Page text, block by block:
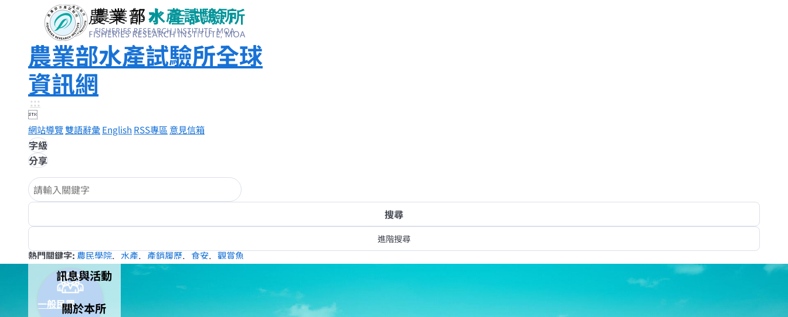
農業部水產試驗所全球
資訊網
:::

網站導覽雙語辭彙English RSS專區 意見信箱
字級
分享
熱門關鍵字 農民學院 水產 產銷履歷 食安 觀賞魚
訊息與活動
關於本所
一般民眾